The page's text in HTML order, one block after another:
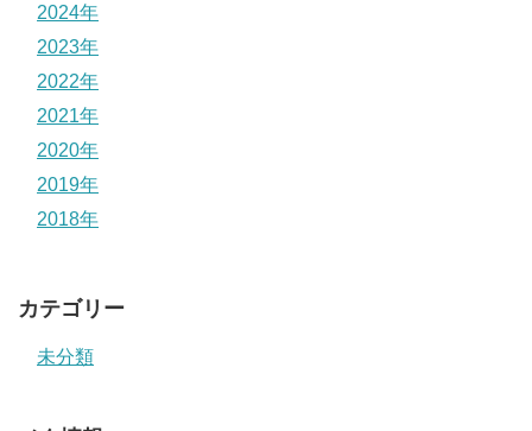
2024年
2023年
2022年
2021年
2020年
2019年
2018年
カテゴリー
未分類